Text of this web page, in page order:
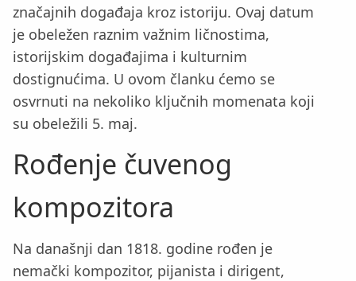
značajnih događaja kroz istoriju. Ovaj datum
je obeležen raznim važnim ličnostima,
istorijskim događajima i kulturnim
dostignućima. U ovom članku ćemo se
osvrnuti na nekoliko ključnih momenata koji
su obeležili 5. maj.
Rođenje čuvenog
kompozitora
Na današnji dan 1818. godine rođen je
nemački kompozitor, pijanista i dirigent,